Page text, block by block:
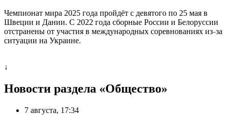
Чемпионат мира 2025 года пройдёт с девятого по 25 мая в
Швеции и Дании. С 2022 года сборные России и Белоруссии
отстранены от участия в международных соревнованиях из–за
ситуации на Украине.
↓
Новости раздела «Общество»
7 августа, 17:34